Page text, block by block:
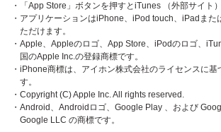
・「App Store」ボタンを押すとiTunes （外部サイト
・アプリケーションはiPhone、iPod touch、iPadま
ただけます。
・Apple、Appleのロゴ、App Store、iPodのロゴ、
国のApple Inc.の登録商標です。
・iPhone商標は、アイホン株式会社のライセンスに基
す。
・Copyright (C) Apple Inc. All rights reserved.
・Android、Androidロゴ、Google Play 、および
Google LLC の商標です。